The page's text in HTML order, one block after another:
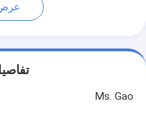
عرض
Ms. Gao